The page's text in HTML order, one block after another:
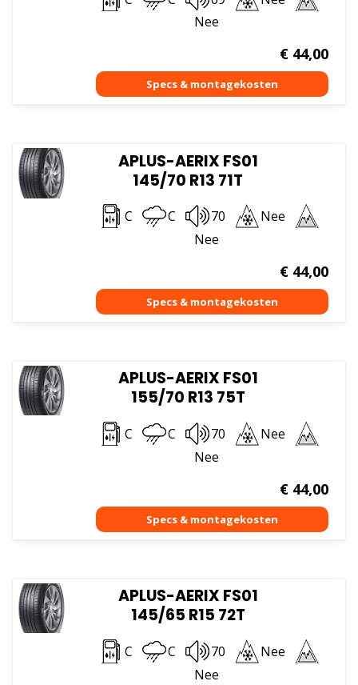
Nee
€44,00
APLUS-AERIX FS01
145/70 R13 71T
C C 70
Nee
Nee
€44,00
APLUS-AERIX FS01
155/70 R13 75T
C C 70
Nee
Nee
€44,00
APLUS-AERIX FS01
145/65 R15 72T
C C 70
Nee
Nee